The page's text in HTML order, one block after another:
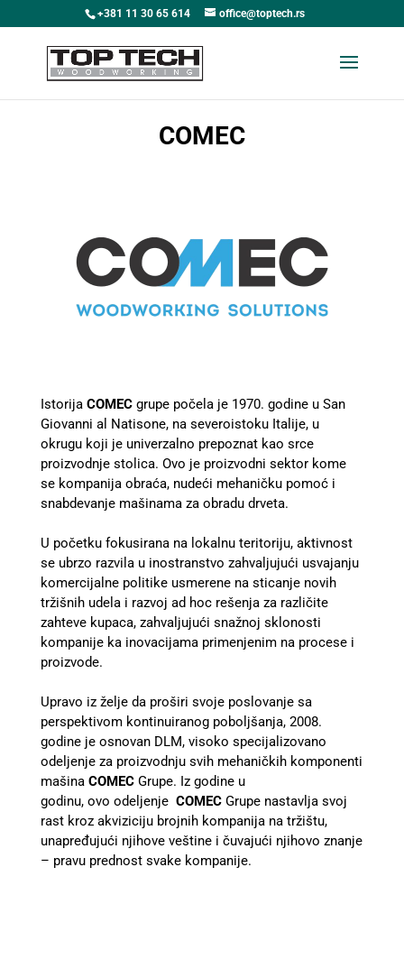
+381 11 30 65 614 office@toptech.rs
COMEC
Istorija COMEC grupe počela je 1970. godine u San
Giovanni al Natisone, na severoistoku Italije, u
okrugu koji je univerzalno prepoznat kao srce
proizvodnje stolica. Ovo je proizvodni sektor kome
se kompanija obraća, nudeći mehaničku pomoć i
snabdevanje mašinama za obradu drveta.
U početku fokusirana na lokalnu teritoriju, aktivnost
se ubrzo razvila u inostranstvo zahvaljujući usvajanju
komercijalne politike usmerene na sticanje novih
tržišnih udela i razvoj ad hoc rešenja za različite
zahteve kupaca, zahvaljujući snažnoj sklonosti
kompanije ka inovacijama primenjenim na procese i
proizvode.
Upravo iz želje da proširi svoje poslovanje sa
perspektivom kontinuiranog poboljšanja, 2008.
godine je osnovan DLM, visoko specijalizovano
odeljenje za proizvodnju svih mehaničkih komponenti
mašina COMEC Grupe. Iz godine u
godinu, ovo odeljenje COMEC Grupe nastavlja svoj
rast kroz akviziciju brojnih kompanija na tržištu,
unapređujući njihove veštine i čuvajući njihovo znanje
– pravu prednost svake kompanije.